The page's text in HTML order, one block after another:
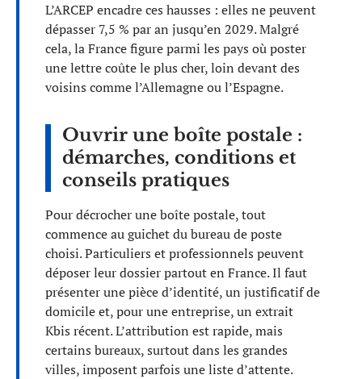
L’ARCEP encadre ces hausses : elles ne peuvent
dépasser 7,5 % par an jusqu’en 2029. Malgré
cela, la France figure parmi les pays où poster
une lettre coûte le plus cher, loin devant des
voisins comme l’Allemagne ou l’Espagne.
Ouvrir une boîte postale :
démarches, conditions et
conseils pratiques
Pour décrocher une boîte postale, tout
commence au guichet du bureau de poste
choisi. Particuliers et professionnels peuvent
déposer leur dossier partout en France. Il faut
présenter une pièce d’identité, un justificatif de
domicile et, pour une entreprise, un extrait
Kbis récent. L’attribution est rapide, mais
certains bureaux, surtout dans les grandes
villes, imposent parfois une liste d’attente.